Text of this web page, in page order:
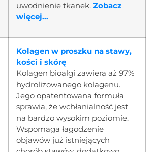
uwodnienie tkanek. Zobacz
więcej...
Kolagen w proszku na stawy,
kości i skórę
Kolagen bioalgi zawiera aż 97%
hydrolizowanego kolagenu.
Jego opatentowana formuła
sprawia, że wchłanialność jest
na bardzo wysokim poziomie.
Wspomaga łagodzenie
objawów już istniejących